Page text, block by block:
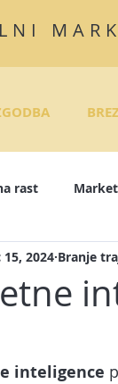
rast
15, 2024 Branje
inteligence